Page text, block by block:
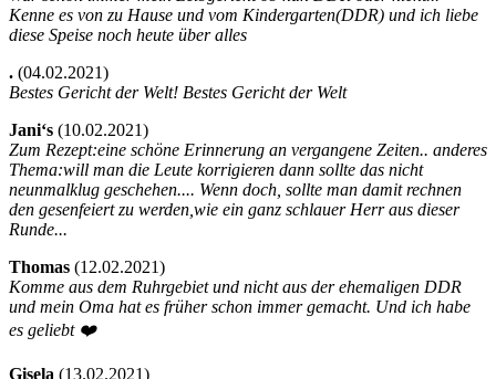
Kenne es von zu Hause und vom Kindergarten(DDR) und ich liebe
diese Speise noch heute über alles
. (04.02.2021)
Bestes Gericht der Welt! Bestes Gericht der Welt
Jani‘s (10.02.2021)
Zum Rezept:eine schöne Erinnerung an vergangene Zeiten.. anderes
Thema:will man die Leute korrigieren dann sollte das nicht
neunmalklug geschehen.... Wenn doch, sollte man damit rechnen
den gesenfeiert zu werden,wie ein ganz schlauer Herr aus dieser
Runde...
Thomas (12.02.2021)
Komme aus dem Ruhrgebiet und nicht aus der ehemaligen DDR
und mein Oma hat es früher schon immer gemacht. Und ich habe
es geliebt ❤️
Gisela (13.02.2021)